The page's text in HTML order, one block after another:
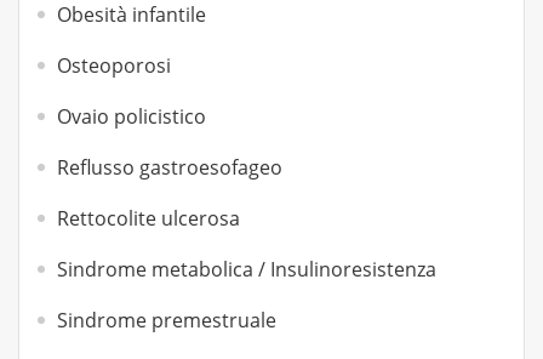
Obesità infantile
Osteoporosi
Ovaio policistico
Reflusso gastroesofageo
Rettocolite ulcerosa
Sindrome metabolica / Insulinoresistenza
Sindrome premestruale